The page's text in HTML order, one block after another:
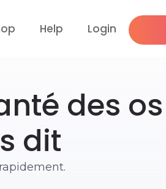
Help Login
des os
dit